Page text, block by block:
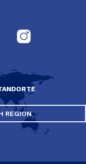
REGION